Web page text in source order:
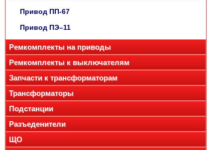
Привод ПП-67
Привод ПЭ–11
Ремкомплекты на приводы
Ремкомплекты к выключателям
Запчасти к трансформаторам
Трансформаторы
Подстанции
Разъеденители
ЩО